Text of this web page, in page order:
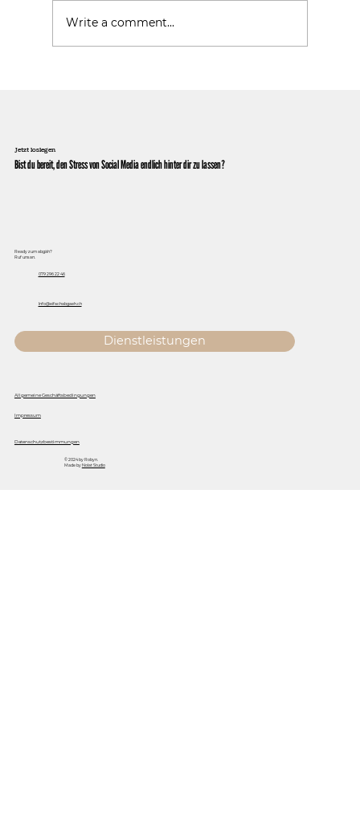
Warum Follower nicht gleich Kunden sind
Write a comment...
Jetzt loslegen
Bist du bereit, den Stress von Social Media endlich hinter dir zu lassen?
Allgemeine Geschäftsbedingungen
Impressum
Datenschutzbestimmungen
Ready zum abgäh?
Ruf uns an.
079 296 22 46
Info@eifachabgaeh.ch
Dienstleistungen
© 2024 by Robyn.
Made by Nolat Studio